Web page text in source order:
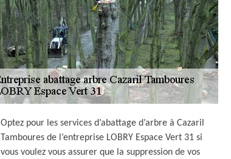
Optez pour les services d’abattage d’arbre à Cazaril
Tamboures de l’entreprise LOBRY Espace Vert 31 si
vous voulez vous assurer que la suppression de vos